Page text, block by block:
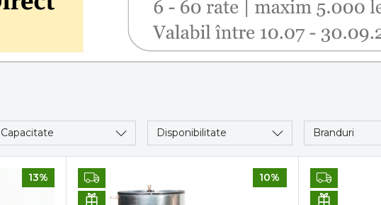
Capacitate Disponibilitate Branduri
13% 10%